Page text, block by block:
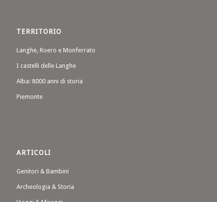
TERRITORIO
Langhe, Roero e Monferrato
I castelli delle Langhe
Alba: 8000 anni di storia
Piemonte
ARTICOLI
Genitori & Bambini
Archeologia & Storia